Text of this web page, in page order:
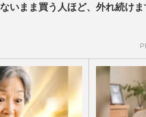
いまま買う人ほど、外れ続けま